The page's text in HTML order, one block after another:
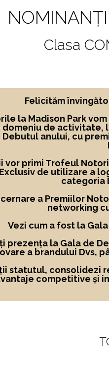
Clasa
Felicităm
la Madison Park
domeniu de activitate,
Debutul anului, cu
vor primi Trofeul
de utilizare a
categoria
a Premiilor
networking
Vezi cum a fost la Gala
prezența la Gala de
a brandului Dvs,
statutul, consolidezi
competitive și